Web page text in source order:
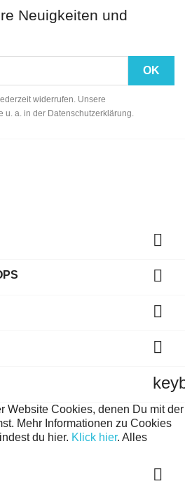
Neuigkeiten und
widerrufen. Unsere
u. a. in der Datenschutzerklärung.




Website Cookies, denen Du mit der
Mehr Informationen zu Cookies
du hier. Klick hier. Alles
